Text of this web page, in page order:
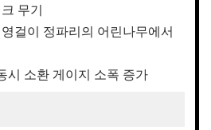
무기
걸이 정파리의 어린나무에서
시 소환 게이지 소폭 증가